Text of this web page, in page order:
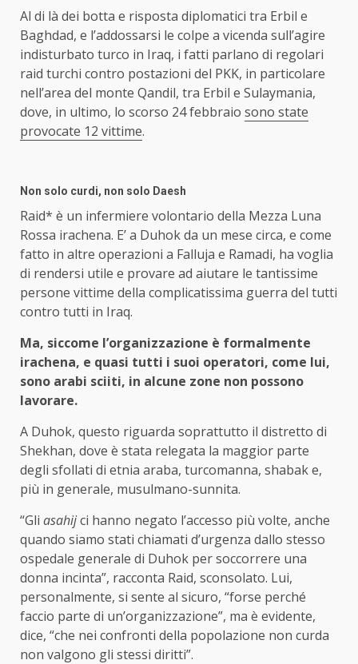
Al di là dei botta e risposta diplomatici tra Erbil e
Baghdad, e l’addossarsi le colpe a vicenda sull’agire
indisturbato turco in Iraq, i fatti parlano di regolari
raid turchi contro postazioni del PKK, in particolare
nell’area del monte Qandil, tra Erbil e Sulaymania,
dove, in ultimo, lo scorso 24 febbraio sono state
provocate 12 vittime.
Non solo curdi, non solo Daesh
Raid* è un infermiere volontario della Mezza Luna
Rossa irachena. E’ a Duhok da un mese circa, e come
fatto in altre operazioni a Falluja e Ramadi, ha voglia
di rendersi utile e provare ad aiutare le tantissime
persone vittime della complicatissima guerra del tutti
contro tutti in Iraq.
Ma, siccome l’organizzazione è formalmente
irachena, e quasi tutti i suoi operatori, come lui,
sono arabi sciiti, in alcune zone non possono
lavorare.
A Duhok, questo riguarda soprattutto il distretto di
Shekhan, dove è stata relegata la maggior parte
degli sfollati di etnia araba, turcomanna, shabak e,
più in generale, musulmano-sunnita.
“Gli asahijci hanno negato l’accesso più volte, anche
quando siamo stati chiamati d’urgenza dallo stesso
ospedale generale di Duhok per soccorrere una
donna incinta”, racconta Raid, sconsolato. Lui,
personalmente, si sente al sicuro, “forse perché
faccio parte di un’organizzazione”, ma è evidente,
dice, “che nei confronti della popolazione non curda
non valgono gli stessi diritti”.